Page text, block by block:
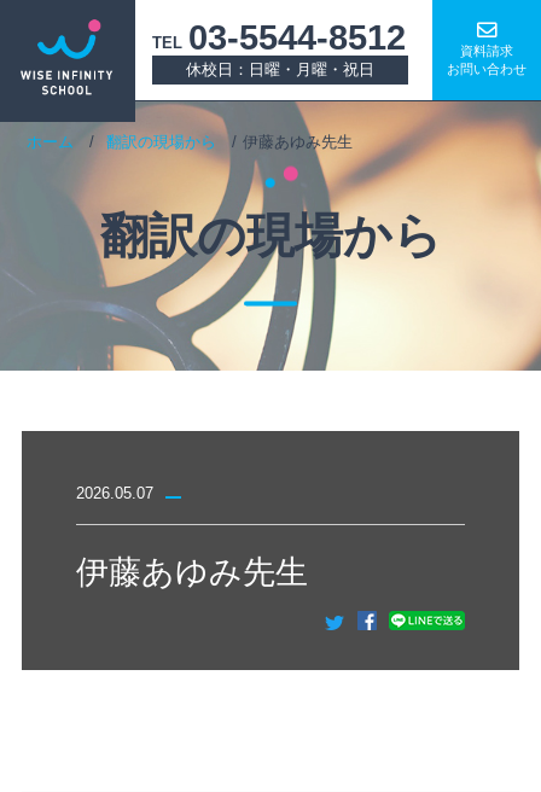
TEL 03-5544-8512
休校日：日曜・月曜・祝日
資料請求
お問い合わせ
ホーム 翻訳の現場から 伊藤あゆみ先生
翻訳の現場から
2026.05.07
伊藤あゆみ先生